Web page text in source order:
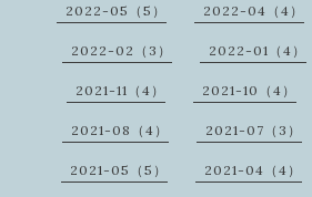
2022-05（5） 2022-04（4）
2022-02（3） 2022-01（4）
2021-11（4） 2021-10（4）
2021-08（4） 2021-07（3）
2021-05（5） 2021-04（4）